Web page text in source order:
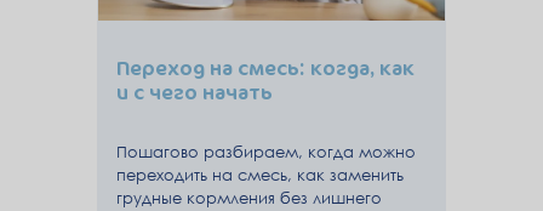
Переход на смесь: когда, как
и с чего начать
Пошагово разбираем, когда можно
переходить на смесь, как заменить
грудные кормления без лишнего